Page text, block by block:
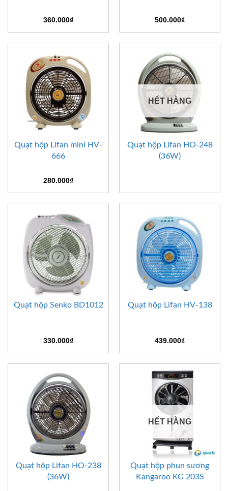
360.000₫ 500.000₫
Quạt hộp Lifan mini HV-
666
280.000₫
HẾT HÀNG
Quạt hộp Lifan HO-248
(36W)
Quạt hộp Senko BD1012
330.000₫
Quạt hộp Lifan HV-138
439.000₫
Quạt hộp Lifan HO-238
(36W)
HẾT HÀNG
Quạt hộp phun sương
Kangaroo KG 203S